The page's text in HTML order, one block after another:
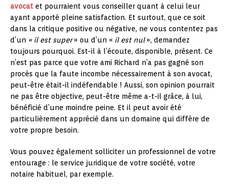
avocat et pourraient vous conseiller quant à celui leur
ayant apporté pleine satisfaction. Et surtout, que ce soit
dans la critique positive ou négative, ne vous contentez pas
d’un « il est super» ou d’un « il est nul», demandez
toujours pourquoi. Est-il à l’écoute, disponible, présent. Ce
n’est pas parce que votre ami Richard n’a pas gagné son
procès que la faute incombe nécessairement à son avocat,
peut-être était-il indéfendable ! Aussi, son opinion pourrait
ne pas être objective, peut-être même a-t-il grâce, à lui,
bénéficié d’une moindre peine. Et il peut avoir été
particulièrement apprécié dans un domaine qui diffère de
votre propre besoin.
Vous pouvez également solliciter un professionnel de votre
entourage : le service juridique de votre société, votre
notaire habituel, par exemple.